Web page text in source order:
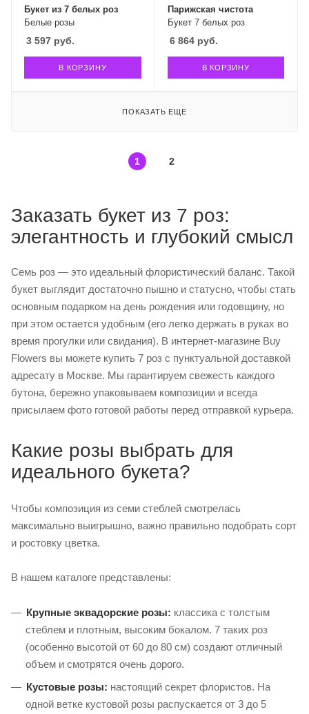
Белые розы
Букет из 7 белых роз
3 597 руб.
В КОРЗИНУ
Букет 7 белых роз
Парижская чистота
6 864руб.
В КОРЗИНУ
ПОКАЗАТЬ ЕЩЕ
1 2
Заказать букет из 7 роз:
элегантность и глубокий смысл
Семь роз — это идеальный флористический баланс. Такой
букет выглядит достаточно пышно и статусно, чтобы стать
основным подарком на день рождения или годовщину, но
при этом остается удобным (его легко держать в руках во
время прогулки или свидания). В интернет-магазине Buy
Flowers вы можете купить 7 роз с пунктуальной доставкой
адресату в Москве. Мы гарантируем свежесть каждого
бутона, бережно упаковываем композиции и всегда
присылаем фото готовой работы перед отправкой курьера.
Какие розы выбрать для
идеального букета?
Чтобы композиция из семи стеблей смотрелась
максимально выигрышно, важно правильно подобрать сорт
и ростовку цветка.
В нашем каталоге представлены:
Крупные эквадорские розы: классика с толстым
стеблем и плотным, высоким бокалом. 7 таких роз
(особенно высотой от 60 до 80 см) создают отличный
объем и смотрятся очень дорого.
Кустовые розы: настоящий секрет флористов. На
одной ветке кустовой розы распускается от 3 до 5